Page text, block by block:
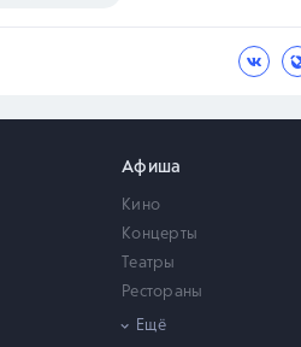
Афиша
Кино
Концерты
Театры
Рестораны
Город
Ещё